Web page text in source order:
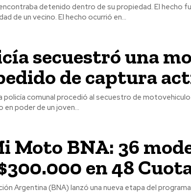
detenido dentro de su propiedad. El hecho
cámara de seguridad de un vecino. El hecho ocurrió en...
secuestró una
de captura
policía comunal procedió al secuestro de
poder de un joven...
Moto BNA: 36
en 48
Argentina (BNA) lanzó una nueva etapa del